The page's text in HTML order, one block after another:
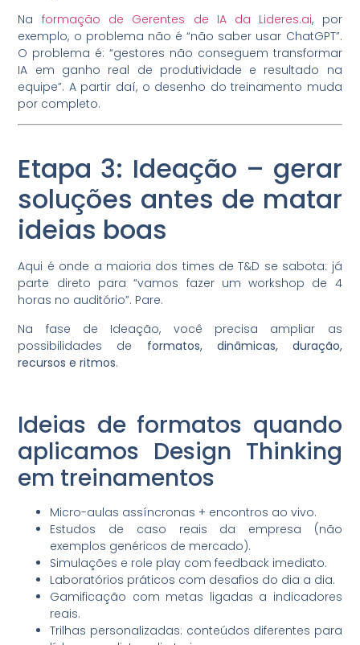
Na formação de Gerentes de IA da Lideres.ai, por
exemplo, o problema não é “não saber usar ChatGPT”.
O problema é: “gestores não conseguem transformar
IA em ganho real de produtividade e resultado na
equipe”. A partir daí, o desenho do treinamento muda
por completo.
Etapa 3: Ideação – gerar
soluções antes de matar
ideias boas
Aqui é onde a maioria dos times de T&D se sabota: já
parte direto para “vamos fazer um workshop de 4
horas no auditório”. Pare.
Na fase de Ideação, você precisa ampliar as
possibilidades de formatos, dinâmicas, duração,
recursos e ritmos.
Ideias de formatos quando
aplicamos Design Thinking
em treinamentos
Micro-aulas assíncronas + encontros ao vivo.
Estudos de caso reais da empresa (não
exemplos genéricos de mercado).
Simulações e role play com feedback imediato.
Laboratórios práticos com desafios do dia a dia.
Gamificação com metas ligadas a indicadores
reais.
Trilhas personalizadas: conteúdos diferentes para